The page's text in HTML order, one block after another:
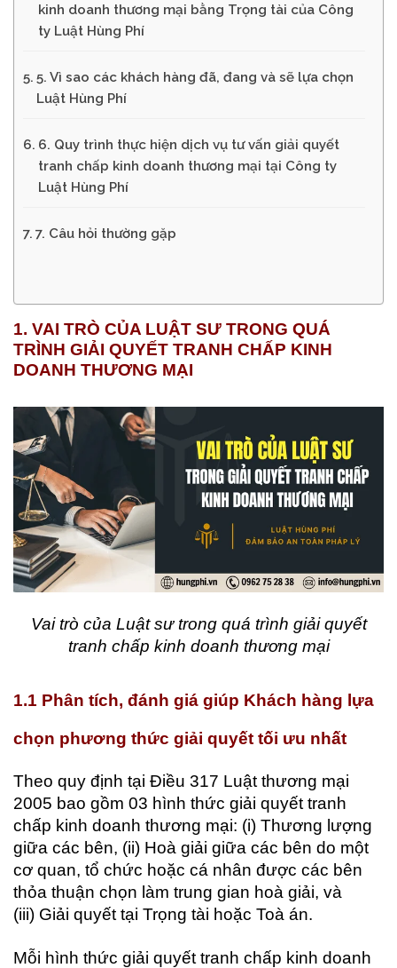
kinh doanh thương mại bằng Trọng tài của Công
ty Luật Hùng Phí
5. Vì sao các khách hàng đã, đang và sẽ lựa chọn
Luật Hùng Phí
6. Quy trình thực hiện dịch vụ tư vấn giải quyết
tranh chấp kinh doanh thương mại tại Công ty
Luật Hùng Phí
7. Câu hỏi thường gặp
1. VAI TRÒ CỦA LUẬT SƯ TRONG QUÁ
TRÌNH GIẢI QUYẾT TRANH CHẤP KINH
DOANH THƯƠNG MẠI
Vai trò của Luật sư trong quá trình giải quyết
tranh chấp kinh doanh thương mại
1.1 Phân tích, đánh giá giúp Khách hàng lựa
chọn phương thức giải quyết tối ưu nhất
Theo quy định tại Điều 317 Luật thương mại
2005 bao gồm 03 hình thức giải quyết tranh
chấp kinh doanh thương mại: (i) Thương lượng
giữa các bên, (ii) Hoà giải giữa các bên do một
cơ quan, tổ chức hoặc cá nhân được các bên
thỏa thuận chọn làm trung gian hoà giải, và
(iii) Giải quyết tại Trọng tài hoặc Toà án.
Mỗi hình thức giải quyết tranh chấp kinh doanh